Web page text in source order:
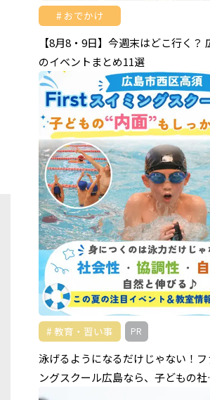
おでかけ
【8月8・9日】今週末はどこ行く？
のイベントまとめ11選
教育・習い事 PR
泳げるようになるだけじゃない！フ
ングスクール広島なら、子どもの